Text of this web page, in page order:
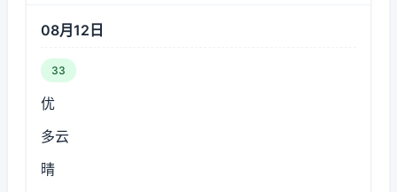
08月12日
33
优
多云
晴